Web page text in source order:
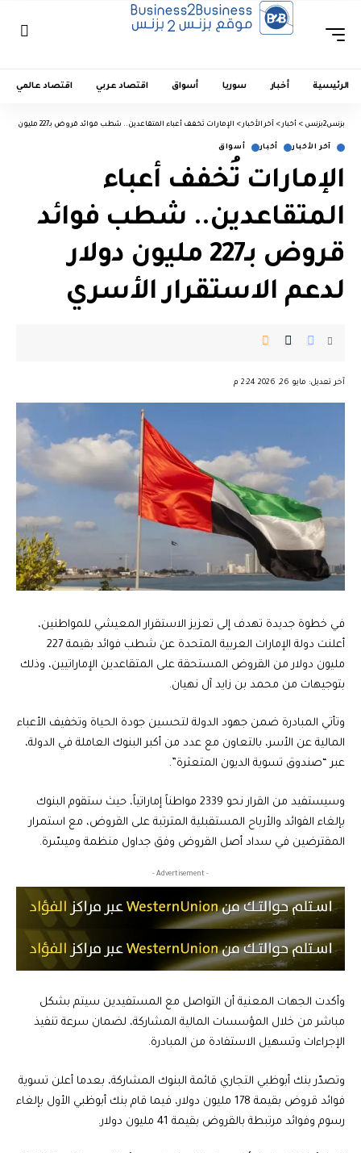
الرئيسية أخبار سوريا أسواق اقتصاد عربي اقتصاد عالمي
بزنس2بزنس > أخبار > آخر الأخبار > الإمارات تُخفف أعباء المتقاعدين.. شطب فوائد قروض بـ227 مليون دولار لدعم الاستقرار الأسري
آخر الأخبار أخبار أسواق
الإمارات تُخفف أعباء
المتقاعدين.. شطب فوائد
قروض بـ227 مليون دولار
لدعم الاستقرار الأسري
آخر تعديل: مايو 26, 2026 2:24 م
في خطوة جديدة تهدف إلى تعزيز الاستقرار المعيشي للمواطنين،
أعلنت دولة الإمارات العربية المتحدة عن شطب فوائد بقيمة 227
مليون دولار من القروض المستحقة على المتقاعدين الإماراتيين، وذلك
بتوجيهات من محمد بن زايد آل نهيان.
وتأتي المبادرة ضمن جهود الدولة لتحسين جودة الحياة وتخفيف الأعباء
المالية عن الأسر، بالتعاون مع عدد من أكبر البنوك العاملة في الدولة،
عبر “صندوق تسوية الديون المتعثرة”.
وسيستفيد من القرار نحو 2339 مواطناً إماراتياً، حيث ستقوم البنوك
بإلغاء الفوائد والأرباح المستقبلية المترتبة على القروض، مع استمرار
المقترضين في سداد أصل القروض وفق جداول منظمة وميسّرة.
- Advertisement -
وأكدت الجهات المعنية أن التواصل مع المستفيدين سيتم بشكل
مباشر من خلال المؤسسات المالية المشاركة، لضمان سرعة تنفيذ
الإجراءات وتسهيل الاستفادة من المبادرة.
وتصدّر بنك أبوظبي التجاري قائمة البنوك المشاركة، بعدما أعلن تسوية
فوائد قروض بقيمة 178 مليون دولار، فيما قام بنك أبوظبي الأول بإلغاء
رسوم وفوائد مرتبطة بالقروض بقيمة 41 مليون دولار.